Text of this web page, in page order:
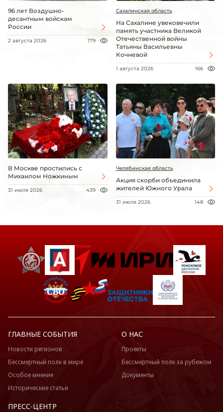
96 лет Воздушно-
десантным войскам
России
2 августа 2026 179
Сахалинская область
На Сахалине увековечили
память участника Великой
Отечественной войны
Татьяны Васильевны
Кочневой
1 августа 2026 166
В Москве простились с
Михаилом Ножкиным
31 июля 2026 439
Челябинская область
Акция скорби объединила
жителей Южного Урала
31 июля 2026 148
ГЛАВНЫЕ СОБЫТИЯ
Новости регионов
Бессмертный полк в мире
Особое мнение
Исторические статьи
О НАС
Проекты
Бессмертный полк за рубежом
Документы
ПРЕСС-ЦЕНТР